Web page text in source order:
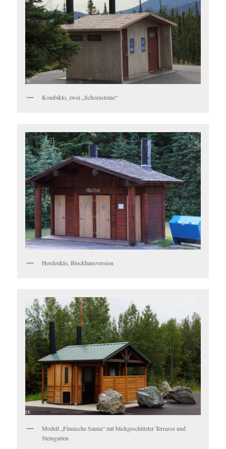
Kombiklo, zwei „Schornsteine“
Hordenklo, Blockhausversion
Modell „Finnische Sauna“ mit blickgeschützter Terrasse und
Steingarten